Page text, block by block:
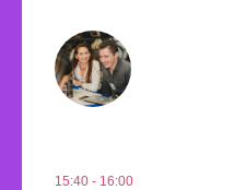
15:40 - 16:00